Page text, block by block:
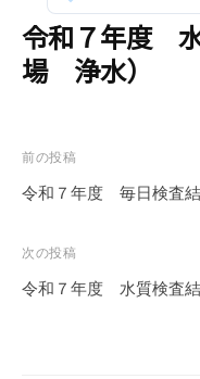
S
p
u
h
o
令和７年度
場 浄水）
投
稿
ビ
ゲ
前の投稿
令和７年度 毎日検査
次の投稿
令和７年度 水質検査